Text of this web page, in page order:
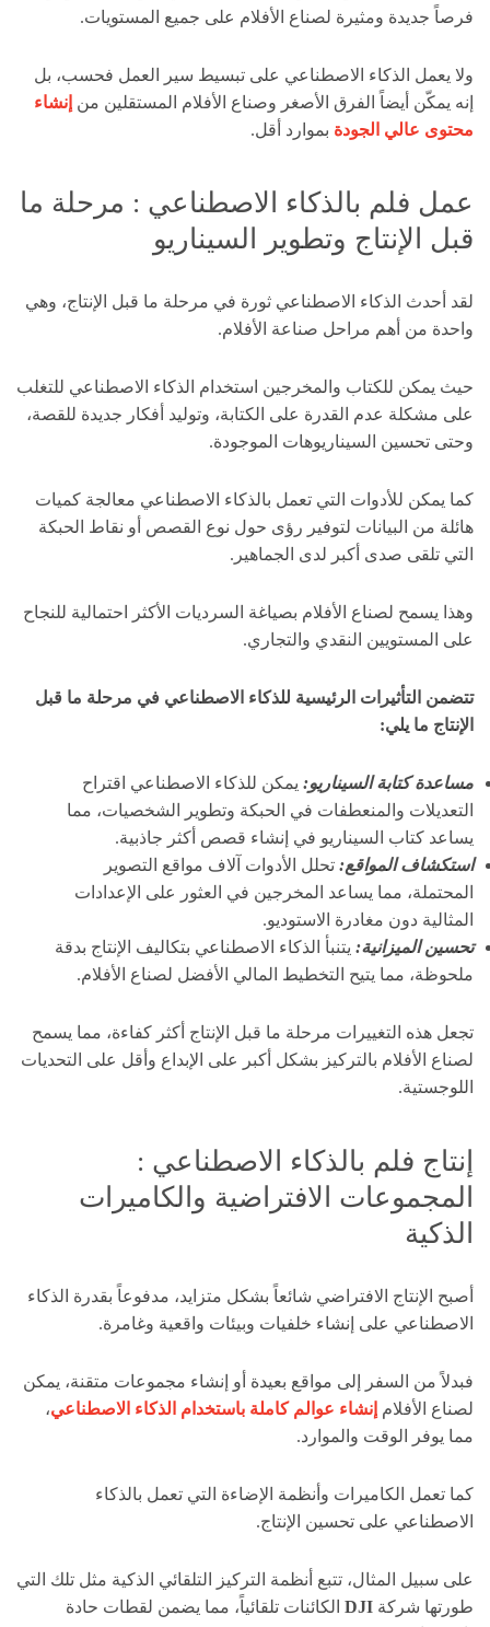
فرصاً جديدة ومثيرة لصناع الأفلام على جميع المستويات.
ولا يعمل الذكاء الاصطناعي على تبسيط سير العمل فحسب، بل
إنه يمكّن أيضاً الفرق الأصغر وصناع الأفلام المستقلين من إنشاء
محتوى عالي الجودة بموارد أقل.
عمل فلم بالذكاء الاصطناعي : مرحلة ما
قبل الإنتاج وتطوير السيناريو
لقد أحدث الذكاء الاصطناعي ثورة في مرحلة ما قبل الإنتاج، وهي
واحدة من أهم مراحل صناعة الأفلام.
حيث يمكن للكتاب والمخرجين استخدام الذكاء الاصطناعي للتغلب
على مشكلة عدم القدرة على الكتابة، وتوليد أفكار جديدة للقصة،
وحتى تحسين السيناريوهات الموجودة.
كما يمكن للأدوات التي تعمل بالذكاء الاصطناعي معالجة كميات
هائلة من البيانات لتوفير رؤى حول نوع القصص أو نقاط الحبكة
التي تلقى صدى أكبر لدى الجماهير.
وهذا يسمح لصناع الأفلام بصياغة السرديات الأكثر احتمالية للنجاح
على المستويين النقدي والتجاري.
تتضمن التأثيرات الرئيسية للذكاء الاصطناعي في مرحلة ما قبل
الإنتاج ما يلي:
مساعدة كتابة السيناريو: يمكن للذكاء الاصطناعي اقتراح
التعديلات والمنعطفات في الحبكة وتطوير الشخصيات، مما
يساعد كتاب السيناريو في إنشاء قصص أكثر جاذبية.
استكشاف المواقع: تحلل الأدوات آلاف مواقع التصوير
المحتملة، مما يساعد المخرجين في العثور على الإعدادات
المثالية دون مغادرة الاستوديو.
تحسين الميزانية: يتنبأ الذكاء الاصطناعي بتكاليف الإنتاج بدقة
ملحوظة، مما يتيح التخطيط المالي الأفضل لصناع الأفلام.
تجعل هذه التغييرات مرحلة ما قبل الإنتاج أكثر كفاءة، مما يسمح
لصناع الأفلام بالتركيز بشكل أكبر على الإبداع وأقل على التحديات
اللوجستية.
إنتاج فلم بالذكاء الاصطناعي :
المجموعات الافتراضية والكاميرات
الذكية
أصبح الإنتاج الافتراضي شائعاً بشكل متزايد، مدفوعاً بقدرة الذكاء
الاصطناعي على إنشاء خلفيات وبيئات واقعية وغامرة.
فبدلاً من السفر إلى مواقع بعيدة أو إنشاء مجموعات متقنة، يمكن
لصناع الأفلام إنشاء عوالم كاملة باستخدام الذكاء الاصطناعي،
مما يوفر الوقت والموارد.
كما تعمل الكاميرات وأنظمة الإضاءة التي تعمل بالذكاء
الاصطناعي على تحسين الإنتاج.
على سبيل المثال، تتبع أنظمة التركيز التلقائي الذكية مثل تلك التي
طورتها شركة DJI الكائنات تلقائياً، مما يضمن لقطات حادة